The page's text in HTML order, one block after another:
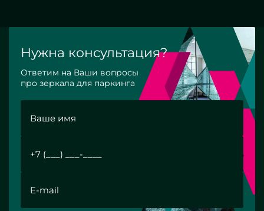
Нужна консультация?
Ответим на Ваши вопросы
про зеркала для паркинга